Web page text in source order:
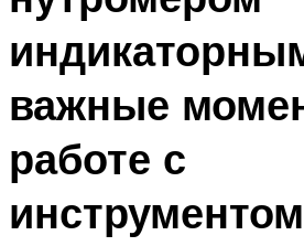
важные
работе с
инструментом